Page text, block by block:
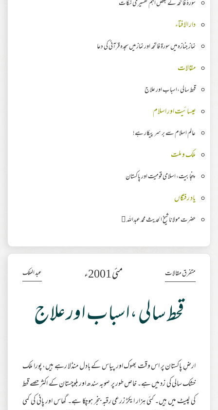
سورۂ فاتحہ کے بعض اہم تفسیری نکات
دار الافتاء
نماز جنازہ میں سورۃ فاتحہ اور نماز میں سجدہ قرآنی کی دعا
مقالات
قحط سالی ،اسباب اور علاج
عیسائیت اور اسلام
عالم اسلام سے بر سر پیکار ہے!
ملک و ملت
پنجابیت، اسلامی قومیت اور پاکستان
یاد رفتگاں
حضرت مولانا شیخ الحدیث محمد عبداللہ 
متفرق مقالات مئی 2001ء عبد الملک
قحط سالی ،اسباب اور علاج
ارضِ پاکستان پر اس وقت بھوک اور پیاس کے بادل منڈلا رہے ہیں، پورا ملک
خشک سالی کی زد میں ہے۔ خاص طور پر صوبہ سندھ اور بلوچستان کے اکثر حصے قحط
کی لپیٹ میں ہیں۔ کئی ہزار ایکڑ زرعی رقبہ بنجر ہوچکا ہے۔ گھاس اور پانی کی کمی